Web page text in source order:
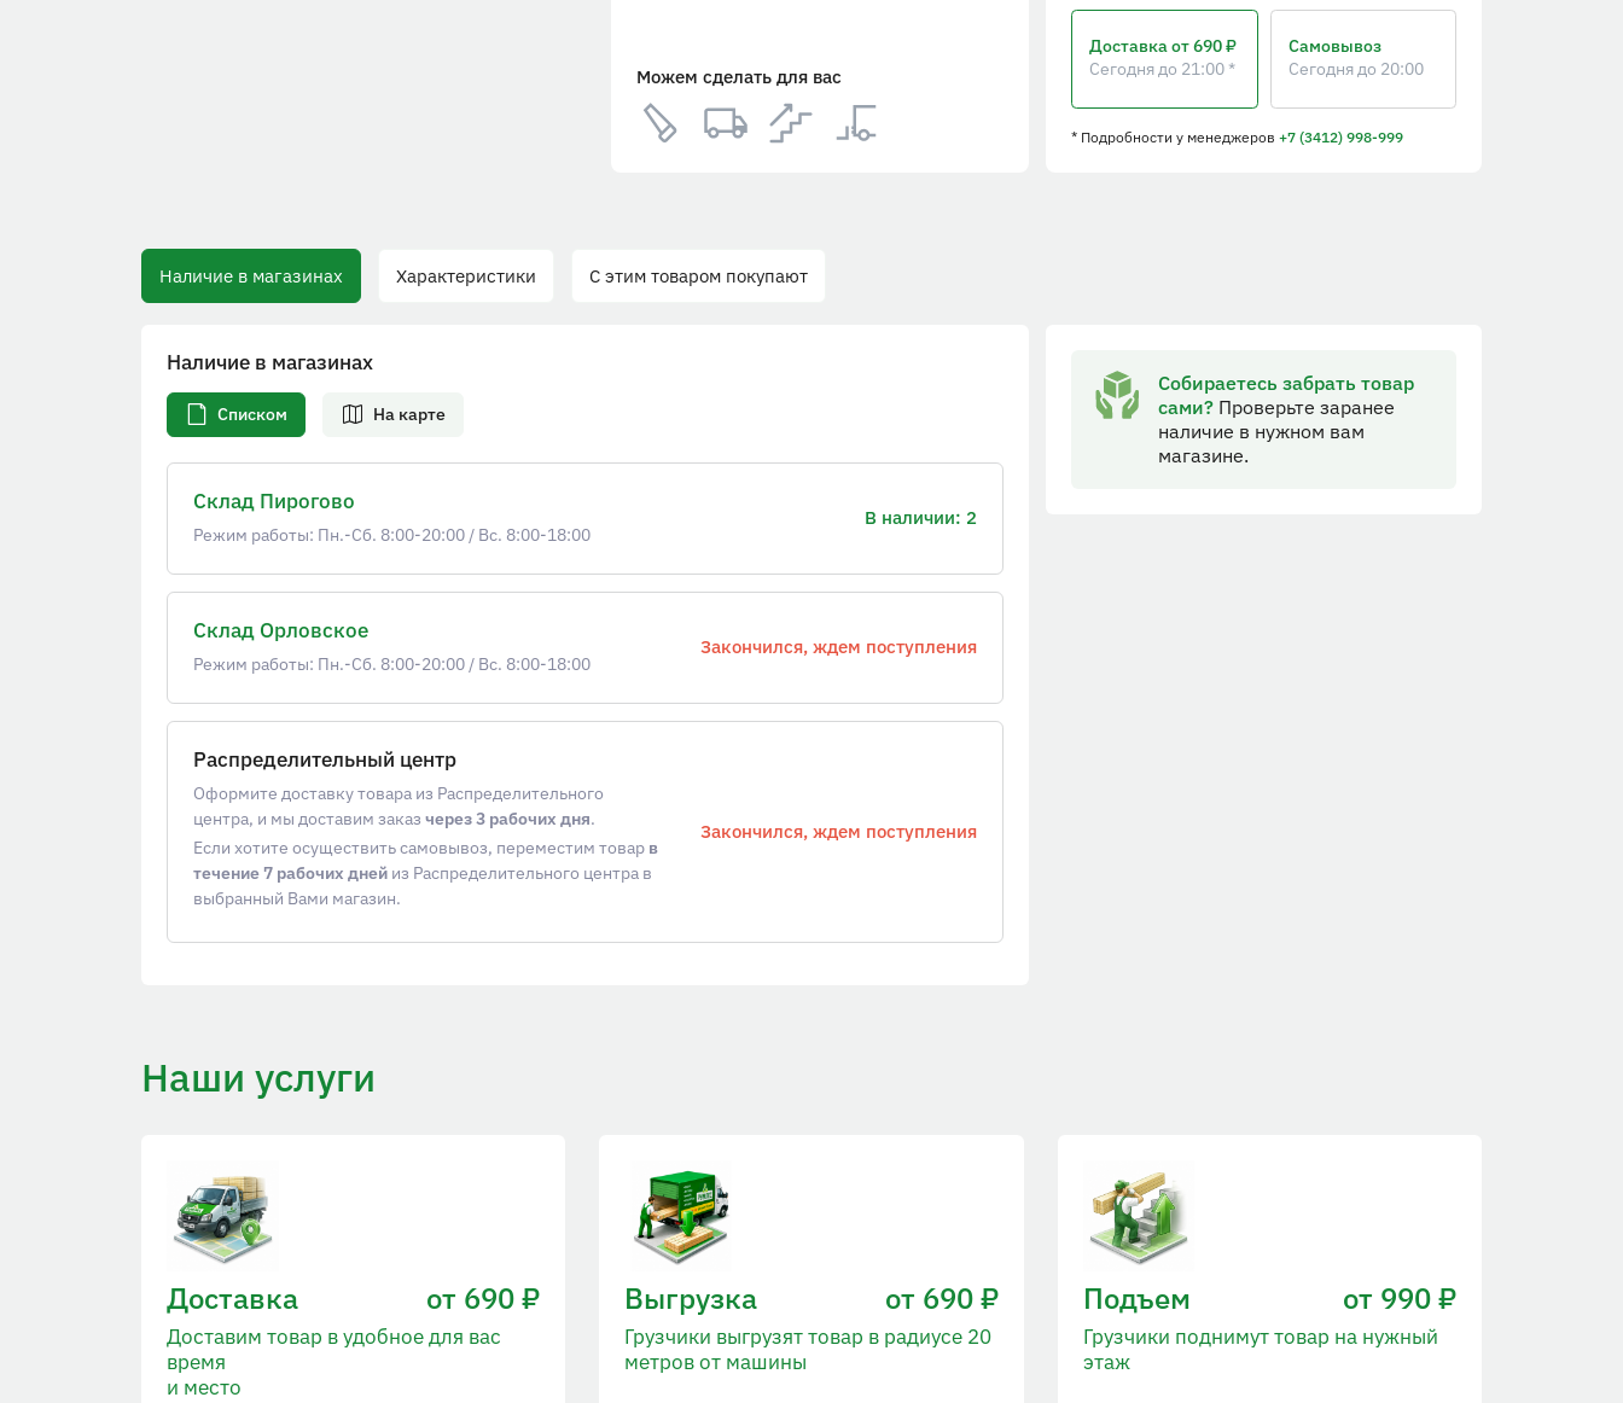
Можем сделать для вас
Доставкаот 690 ₽
Сегодня до 21:00 *
Самовывоз
Сегодня до 20:00
* Подробностиу менеджеров+7 (3412) 998-999
Наличие в магазинах Характеристики С этим товаром покупают
Наличие в магазинах
Списком На карте
Склад Пирогово
Режим работы: Пн.-Сб. 8:00-20:00 / Вс. 8:00-18:00
В наличии: 2
Склад Орловское
Режим работы: Пн.-Сб. 8:00-20:00 / Вс. 8:00-18:00
Закончился, ждем поступления
Распределительный центр
Оформите доставку товара из Распределительного
центра, и мы доставим заказ через 3 рабочих дня.
Если хотите осуществить самовывоз, переместим товар в
течение 7 рабочих дней из Распределительного центра в
выбранный Вами магазин.
Закончился, ждем поступления
Собираетесь забрать товар
сами?Проверьте заранее
наличие в нужном вам
магазине.
Наши услуги
Доставка от 690 ₽
Доставим товар в удобное для вас
время
и место
Выгрузка от 690 ₽
Грузчики выгрузят товар в радиусе 20
метров от машины
Подъем от 990 ₽
Грузчики поднимут товар на нужный
этаж